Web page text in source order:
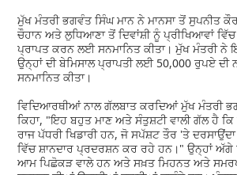
ਮੁੱਖ ਮੰਤਰੀ ਭਗਵੰਤ ਸਿੰਘ ਮਾਨ ਨੇ ਮਾਨਸਾ ਤੋਂ ਸੁਪਨੀਤ
ਚੌਹਾਨ ਅਤੇ ਲੁਧਿਆਣਾ ਤੋਂ ਦਿਵਾਂਸ਼ੀ ਨੂੰ ਪ੍ਰੀਖਿਆਵਾਂ
ਪ੍ਰਾਪਤ ਕਰਨ ਲਈ ਸਨਮਾਨਿਤ ਕੀਤਾ। ਮੁੱਖ ਮੰਤਰੀ ਨੇ
ਉਨ੍ਹਾਂ ਦੀ ਬੇਮਿਸਾਲ ਪ੍ਰਾਪਤੀ ਲਈ 50,000 ਰੁਪਏ ਦੀ
ਸਨਮਾਨਿਤ ਕੀਤਾ।
ਵਿਦਿਆਰਥੀਆਂ ਨਾਲ ਗੱਲਬਾਤ ਕਰਦਿਆਂ ਮੁੱਖ ਮੰਤਰੀ
ਕਿਹਾ, "ਇਹ ਬਹੁਤ ਮਾਣ ਅਤੇ ਸੰਤੁਸ਼ਟੀ ਵਾਲੀ ਗੱਲ ਹੈ
ਰਾਜ ਪੱਧਰੀ ਖਿਡਾਰੀ ਹਨ, ਜੋ ਸਪੱਸ਼ਟ ਤੌਰ 'ਤੇ
ਵਿੱਚ ਸ਼ਾਨਦਾਰ ਪ੍ਰਦਰਸ਼ਨ ਕਰ ਰਹੇ ਹਨ।" ਉਨ੍ਹਾਂ ਅੱਗੇ
ਆਮ ਪਿਛੋਕੜ ਵਾਲੇ ਹਨ ਅਤੇ ਸਖ਼ਤ ਮਿਹਨਤ ਅਤੇ